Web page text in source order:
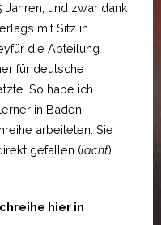
und zwar dank
mit Sitz in
die Abteilung
für deutsche
So habe ich
in Baden-
arbeiteten. Sie
gefallen (lacht).
hier in